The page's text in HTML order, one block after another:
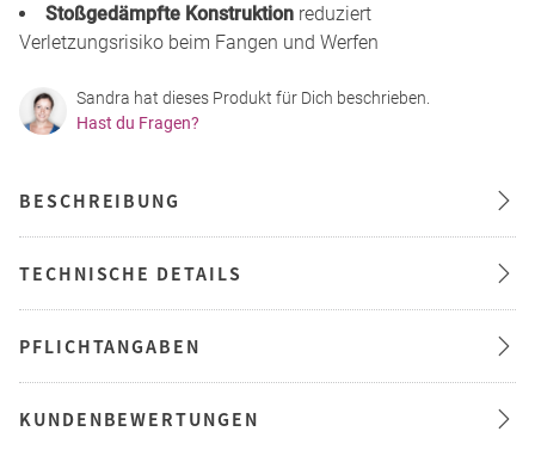
Stoßgedämpfte Konstruktion reduziert
Verletzungsrisiko beim Fangen und Werfen
Sandra hat dieses Produkt für Dich beschrieben.
Hast du Fragen?
BESCHREIBUNG
TECHNISCHE DETAILS
PFLICHTANGABEN
KUNDENBEWERTUNGEN